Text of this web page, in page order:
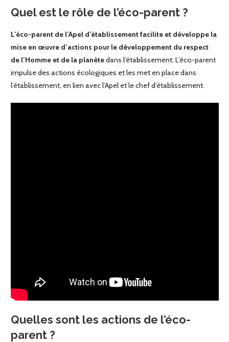
Quel est le rôle de l’éco-parent ?
L’éco-parent de l’Apel d’établissement facilite et développe la
mise en œuvre d’actions pour le développement du respect
de l’Homme et de la planètedans l’établissement. L’éco-parent
impulse des actions écologiques et les met en place dans
l’établissement, en lien avec l’Apel et le chef d’établissement.
Quelles sont les actions de l’éco-
parent ?